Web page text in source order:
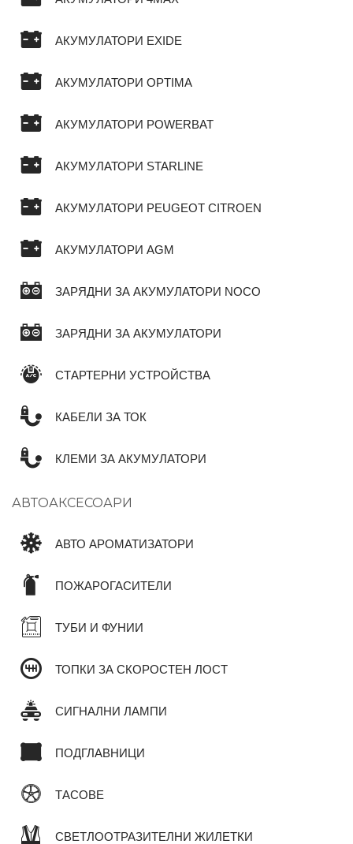
АКУМУЛАТОРИ EXIDE
АКУМУЛАТОРИ OPTIMA
АКУМУЛАТОРИ POWERBAT
АКУМУЛАТОРИ STARLINE
АКУМУЛАТОРИ PEUGEOT CITROEN
АКУМУЛАТОРИ AGM
ЗАРЯДНИ ЗА АКУМУЛАТОРИ NOCO
ЗАРЯДНИ ЗА АКУМУЛАТОРИ
СТАРТЕРНИ УСТРОЙСТВА
КАБЕЛИ ЗА ТОК
КЛЕМИ ЗА АКУМУЛАТОРИ
АВТОАКСЕСОАРИ
АВТО АРОМАТИЗАТОРИ
ПОЖАРОГАСИТЕЛИ
ТУБИ И ФУНИИ
ТОПКИ ЗА СКОРОСТЕН ЛОСТ
СИГНАЛНИ ЛАМПИ
ПОДГЛАВНИЦИ
ТАСОВЕ
СВЕТЛООТРАЗИТЕЛНИ ЖИЛЕТКИ